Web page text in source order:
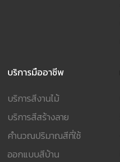
บริการมืออาชีพ
บริการสีงานไม้
บริการสีสร้างลาย
คำนวณปริมาณสีที่ใช้
ออกแบบสีบ้าน